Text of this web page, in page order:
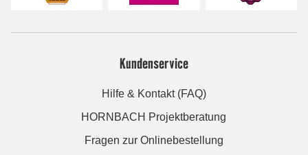
Kundenservice
Hilfe & Kontakt (FAQ)
HORNBACH Projektberatung
Fragen zur Onlinebestellung